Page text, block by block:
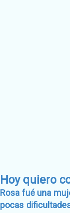
Hoy quiero
Rosa fué una
pocas